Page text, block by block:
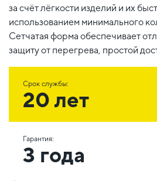
за счёт лёгкости изделий и их
использованием минимального
Сетчатая форма обеспечивает
защиту от перегрева, простой
Срок службы:
20 лет
Гарантия:
3 года